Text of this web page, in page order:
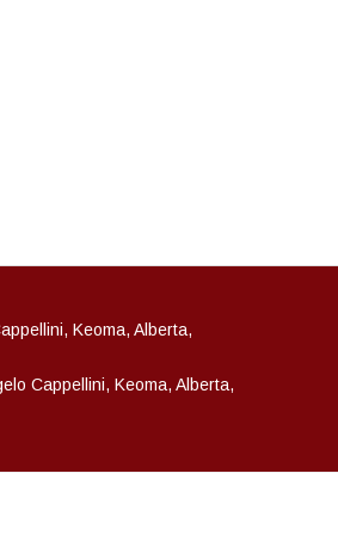
Keoma, Alberta,
Cappellini, Keoma, Alberta,